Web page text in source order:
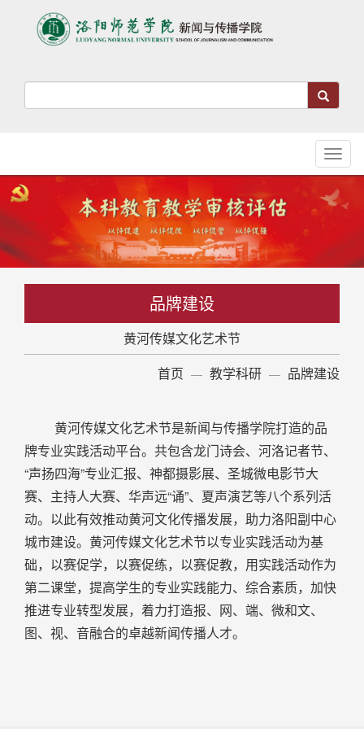
品牌建设
黄河传媒文化艺术节
首页
教学科研 品牌建设
黄河传媒文化艺术节是新闻与传播学院打造的品
牌专业实践活动平台。共包含龙门诗会、河洛记者节、
“声扬四海”专业汇报、神都摄影展、圣城微电影节大
赛、主持人大赛、华声远“诵”、夏声演艺等八个系列活
动。以此有效推动黄河文化传播发展，助力洛阳副中心
城市建设。黄河传媒文化艺术节以专业实践活动为基
础，以赛促学，以赛促练，以赛促教，用实践活动作为
第二课堂，提高学生的专业实践能力、综合素质，加快
推进专业转型发展，着力打造报、网、端、微和文、
图、视、音融合的卓越新闻传播人才。